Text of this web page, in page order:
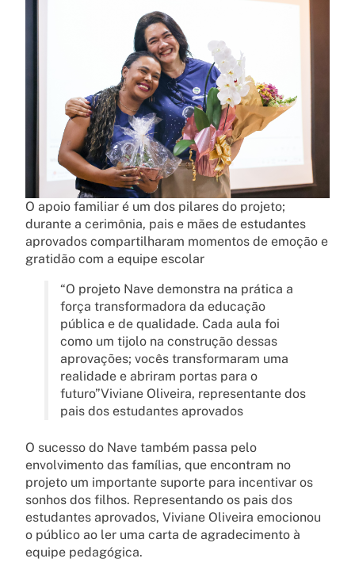
O apoio familiar é um dos pilares do projeto;
durante a cerimônia, pais e mães de estudantes
aprovados compartilharam momentos de emoção e
gratidão com a equipe escolar
“O projeto Nave demonstra na prática a
força transformadora da educação
pública e de qualidade. Cada aula foi
como um tijolo na construção dessas
aprovações; vocês transformaram uma
realidade e abriram portas para o
futuro”Viviane Oliveira, representante dos
pais dos estudantes aprovados
O sucesso do Nave também passa pelo
envolvimento das famílias, que encontram no
projeto um importante suporte para incentivar os
sonhos dos filhos. Representando os pais dos
estudantes aprovados, Viviane Oliveira emocionou
o público ao ler uma carta de agradecimento à
equipe pedagógica.